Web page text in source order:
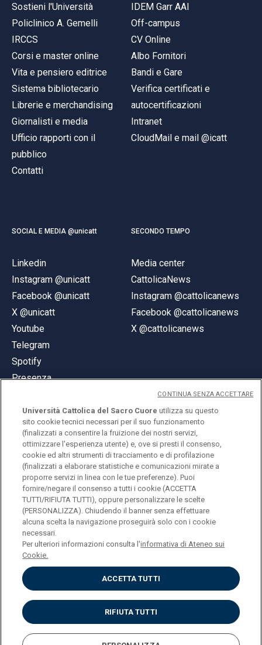
Sostieni l'Università
Policlinico A. Gemelli
IRCCS
Corsi e master online
Vita e pensiero editrice
Sistema bibliotecario
Librerie e merchandising
Giornalisti e media
Ufficio rapporti con il
pubblico
Contatti
IDEM Garr AAI
Off-campus
CV Online
Albo Fornitori
Bandi e Gare
Verifica certificati e
autocertificazioni
Intranet
CloudMail e mail @icatt
SOCIAL E MEDIA @unicatt
Linkedin
Instagram @unicatt
Facebook @unicatt
X @unicatt
Youtube
Telegram
Spotify
Presenza
SECONDO TEMPO
Media center
CattolicaNews
Instagram @cattolicanews
Facebook @cattolicanews
X @cattolicanews
© Università Cattolica del Sacro Cuore
Largo A. Gemelli 1, 20123 Milano
PI 02133120150
ENGLISH
Privacy
Accessibilità
Cookies
Impostazione Cookies
Università Cattolica del Sacro Cuore utilizza su questo
sito cookie tecnici necessari per il suo funzionamento
(finalizzati a consentire la fruizione dei nostri servizi,
ottimizzare l'esperienza utente) e, ove si presti il consenso,
cookie ed altri strumenti di tracciamento e di profilazione
(finalizzati a elaborare statistiche e comunicazioni mirate a
proporre servizi in linea con le tue preferenze). Puoi
fornire/negare il consenso a tutti i cookie (ACCETTA
TUTTI/RIFIUTA TUTTI), oppure personalizzare le scelte
(PERSONALIZZA). Chiudendo il banner senza effettuare
alcuna scelta la navigazione proseguirà solo con i cookie
necessari.
Per ulteriori informazioni consulta l'informativa di Ateneo sui
Cookie.
ACCETTA TUTTI
RIFIUTA TUTTI
CONTINUA SENZA ACCETTARE